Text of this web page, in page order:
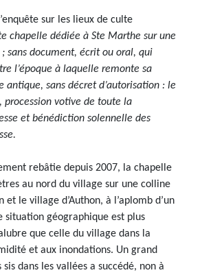
sur les lieux de culte
chapelle dédiée à Ste Marthe sur une
sans document, écrit ou oral, qui
l’époque à laquelle remonte sa
antique, sans décret d’autorisation : le
procession votive de toute la
et bénédiction solennelle des
rebâtie depuis 2007, la chapelle
au nord du village sur une colline
et le village d’Authon, à l’aplomb d’un
situation géographique est plus
que celle du village dans la
et aux inondations. Un grand
dans les vallées a succédé, non à